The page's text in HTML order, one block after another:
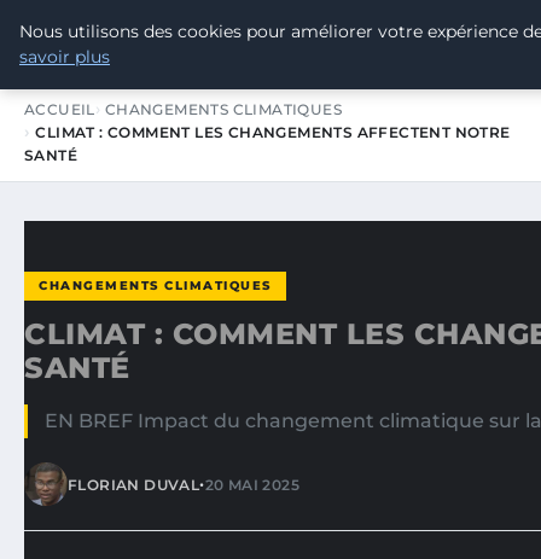
TOUR DE FRANCE POUR LE
ACCUEIL CHANGEMENTS CLIMATIQUES
CLIMAT : COMMENT LES CHANGEMENTS AFFECTENT NOTRE
SANTÉ
CHANGEMENTS CLIMATIQUES
CLIMAT : COMMENT LES
SANTÉ
EN BREF Impact du changement climatique sur
FLORIAN DUVAL•20 MAI 2025
Nous utilisons des cookies pour améliorer votre expérience
savoir plus